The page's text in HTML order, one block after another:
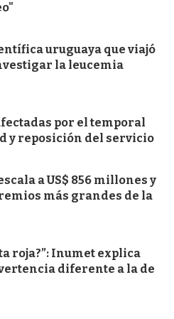
uruguaya que viajó
la leucemia
por el temporal
y reposición del servicio
a US$ 856 millones y
más grandes de la
roja?”: Inumet explica
diferente a la de